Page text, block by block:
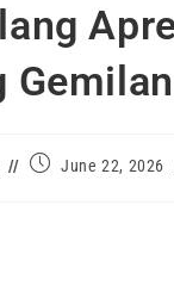
June 22, 2026